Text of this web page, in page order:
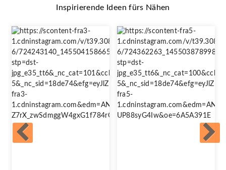
Inspirierende Ideen fürs Nähen